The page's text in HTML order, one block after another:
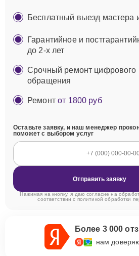
Бесплатный выезд мастера
Гарантийное и
до 2-х лет
Срочный ремонт цифрового
обращения
Ремонтот 1800 руб
Оставьте заявку, и наш менеджер
поможет с выбором услуг
Отправить заявку
Нажимая на кнопку, я даю согласие на
соответствии с политикой обработки
Более 3 000
нам